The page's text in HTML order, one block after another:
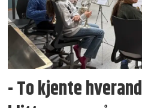
- To kjente